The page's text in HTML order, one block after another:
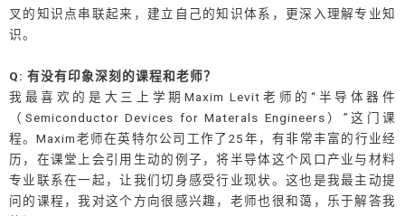
叉的知识点串联起来，建立自己的知识体系，更深入理解专业知
识。
Q: 有没有印象深刻的课程和老师？
我最喜欢的是大三上学期Maxim Levit老师的“半导体器件
（Semiconductor Devices for Materals Engineers）”这门课
程。Maxim老师在英特尔公司工作了25年，有非常丰富的行业经
历，在课堂上会引用生动的例子，将半导体这个风口产业与材料
专业联系在一起，让我们切身感受行业现状。这也是我最主动提
问的课程，我对这个方向很感兴趣，老师也很和蔼，乐于解答我